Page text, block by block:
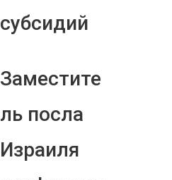
субсидий
Заместите
ль посла
Израиля